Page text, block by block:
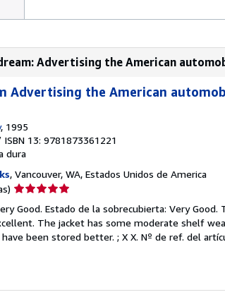
Advertising the American
Advertising the American
, 1995
ISBN 13: 9781873361221
dura
, Vancouver, WA, Estados Unidos de America
Calificación
vendedor:
5
de
Good. Estado de la sobrecubierta: Very
The jacket has some moderate shelf
been stored better. ; X X. Nº de ref. del